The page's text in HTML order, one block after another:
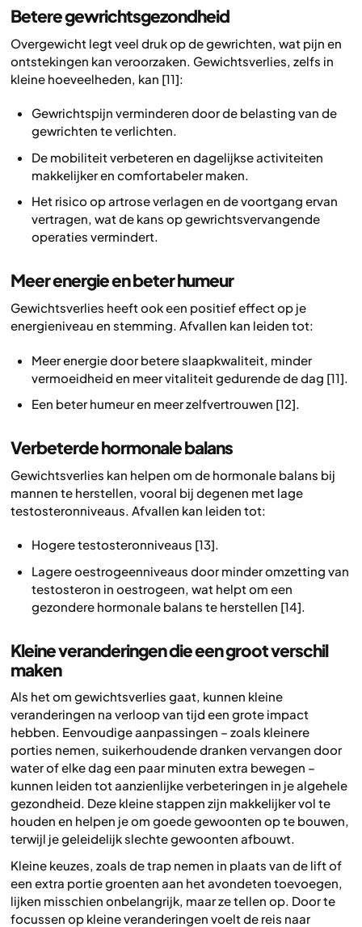
Betere gewrichtsgezondheid
Overgewicht legt veel druk op de gewrichten, wat pijn en
ontstekingen kan veroorzaken. Gewichtsverlies, zelfs in
kleine hoeveelheden, kan [11]:
Gewrichtspijn verminderen door de belasting van de
gewrichten te verlichten.
De mobiliteit verbeteren en dagelijkse activiteiten
makkelijker en comfortabeler maken.
Het risico op artrose verlagen en de voortgang ervan
vertragen, wat de kans op gewrichtsvervangende
operaties vermindert.
Meer energie en beter humeur
Gewichtsverlies heeft ook een positief effect op je
energieniveau en stemming. Afvallen kan leiden tot:
Meer energie door betere slaapkwaliteit, minder
vermoeidheid en meer vitaliteit gedurende de dag [11].
Een beter humeur en meer zelfvertrouwen [12].
Verbeterde hormonale balans
Gewichtsverlies kan helpen om de hormonale balans bij
mannen te herstellen, vooral bij degenen met lage
testosteronniveaus. Afvallen kan leiden tot:
Hogere testosteronniveaus [13].
Lagere oestrogeenniveaus door minder omzetting van
testosteron in oestrogeen, wat helpt om een
gezondere hormonale balans te herstellen [14].
Kleine veranderingen die een groot verschil
maken
Als het om gewichtsverlies gaat, kunnen kleine
veranderingen na verloop van tijd een grote impact
hebben. Eenvoudige aanpassingen – zoals kleinere
porties nemen, suikerhoudende dranken vervangen door
water of elke dag een paar minuten extra bewegen –
kunnen leiden tot aanzienlijke verbeteringen in je algehele
gezondheid. Deze kleine stappen zijn makkelijker vol te
houden en helpen je om goede gewoonten op te bouwen,
terwijl je geleidelijk slechte gewoonten afbouwt.
Kleine keuzes, zoals de trap nemen in plaats van de lift of
een extra portie groenten aan het avondeten toevoegen,
lijken misschien onbelangrijk, maar ze tellen op. Door te
focussen op kleine veranderingen voelt de reis naar